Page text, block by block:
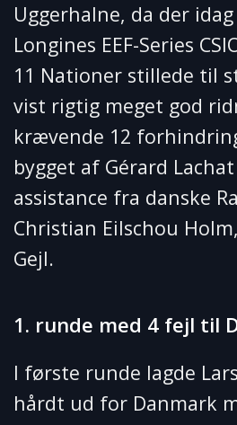
Uggerhalne, da der
Longines EEF-Series
11 Nationer stillede til
vist rigtig meget god
krævende 12
bygget af Gérard Lachat
assistance fra danske
Christian Eilschou
Gejl.
1. runde med 4 fejl til
I første runde lagde
hårdt ud for Danmark